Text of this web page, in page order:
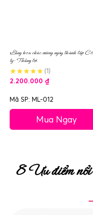
Lẵng hoa chúc mừng ngày thành lập
ty- Thắng lợi
(1)
2.200.000 ₫
Mã SP: ML-012
Mua Ngay
8 Ưu điểm